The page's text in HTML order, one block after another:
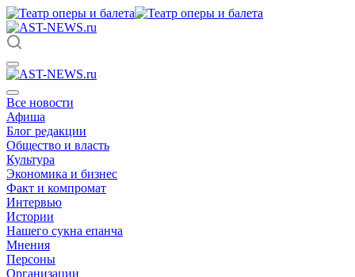
Все новости
Афиша
Блог редакции
Общество и власть
Культура
Экономика и бизнес
Факт и компромат
Интервью
Истории
Нашего сукна епанча
Мнения
Персоны
Организации